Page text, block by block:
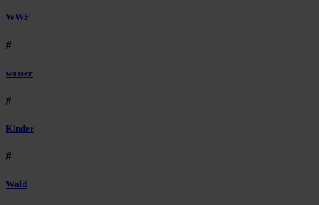
WWF
#
wasser
#
Kinder
#
Wald